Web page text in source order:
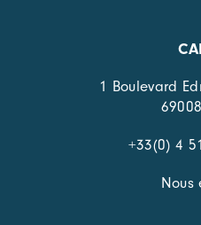
1 Boulevard
+33(0) 4
Nous